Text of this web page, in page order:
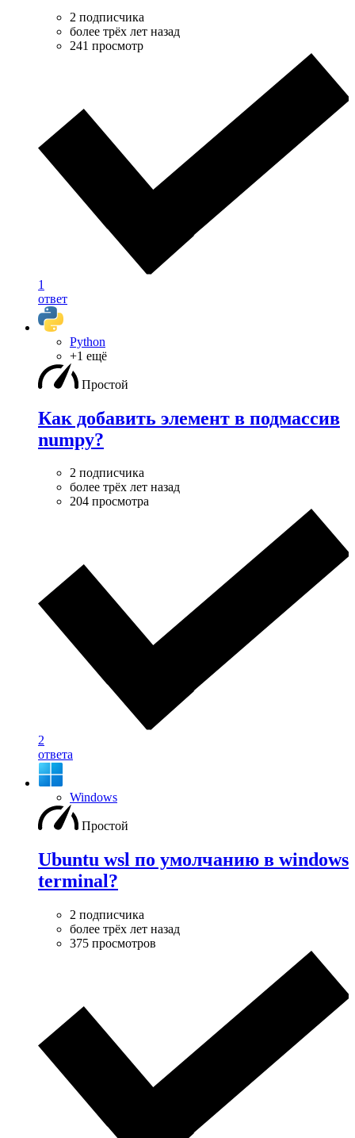
2 подписчика
более трёх лет назад
241 просмотр
1
ответ
Python
+1 ещё
Простой
Как добавить элемент в подмассив
numpy?
2 подписчика
более трёх лет назад
204 просмотра
2
ответа
Windows
Простой
Ubuntu wsl по умолчанию в windows
terminal?
2 подписчика
более трёх лет назад
375 просмотров